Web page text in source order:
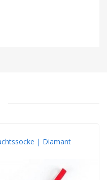
| Diamant